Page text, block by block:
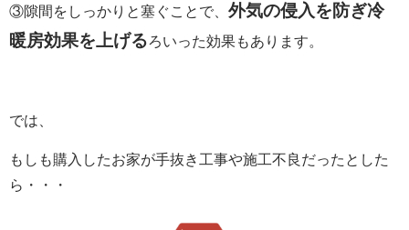
③隙間をしっかりと塞ぐことで、 外気の侵入を防ぎ冷
暖房効果を上げるろいった効果もあります。
では、
もしも購入したお家が手抜き工事や施工不良だったとした
ら・・・